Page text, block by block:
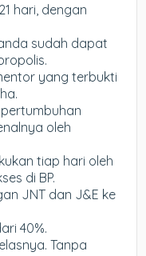
hari, dengan
sudah dapat
yang terbukti
oleh
tiap hari oleh
di BP.
JNT dan J&E ke
40%.
Tanpa